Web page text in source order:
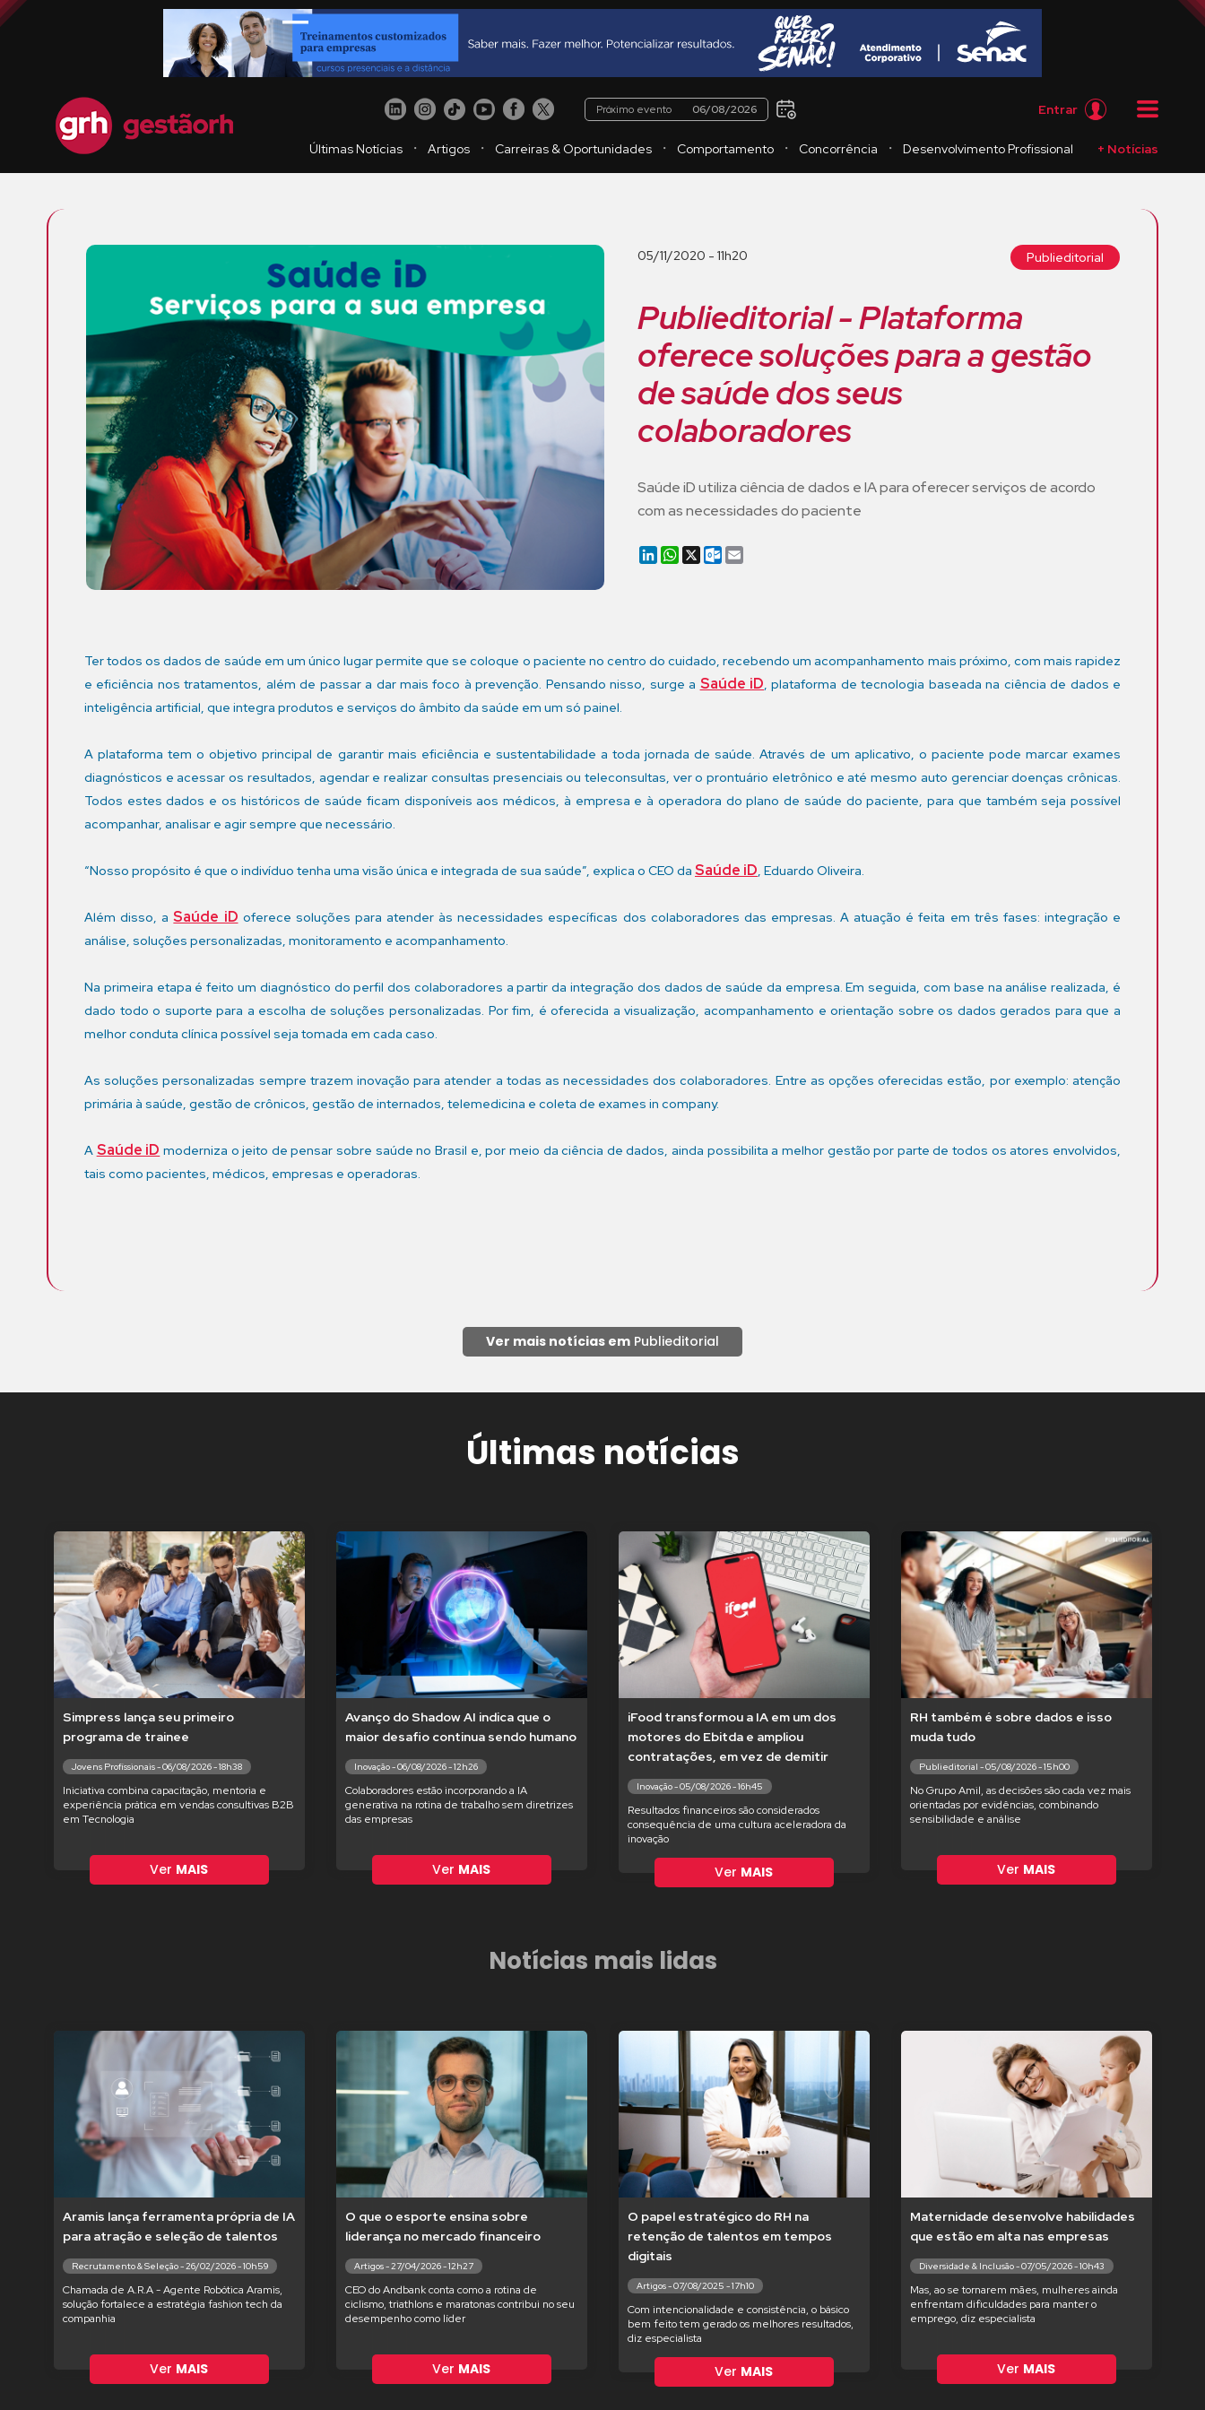
Próximo evento 06/08/2026 Entrar
Últimas Notícias ・ Artigos ・ Carreiras & Oportunidades ・ Comportamento ・ Concorrência ・ Desenvolvimento Profissional + Notícias
05/11/2020 - 11h20 Publieditorial
Publieditorial - Plataforma
oferece soluções para a gestão
de saúde dos seus
colaboradores
Saúde iD utiliza ciência de dados e IA para oferecer serviços de acordo
com as necessidades do paciente
LinkedIn
WhatsApp
X Outlook.com
Email
Ter todos os dados de saúde em um único lugar permite que se coloque o paciente no centro do cuidado, recebendo um acompanhamento mais próximo, com mais rapidez
e eficiência nos tratamentos, além de passar a dar mais foco à prevenção. Pensando nisso, surge a Saúde iD, plataforma de tecnologia baseada na ciência de dados e
inteligência artificial, que integra produtos e serviços do âmbito da saúde em um só painel.
A plataforma tem o objetivo principal de garantir mais eficiência e sustentabilidade a toda jornada de saúde. Através de um aplicativo, o paciente pode marcar exames
diagnósticos e acessar os resultados, agendar e realizar consultas presenciais ou teleconsultas, ver o prontuário eletrônico e até mesmo auto gerenciar doenças crônicas.
Todos estes dados e os históricos de saúde ficam disponíveis aos médicos, à empresa e à operadora do plano de saúde do paciente, para que também seja possível
acompanhar, analisar e agir sempre que necessário.
“Nosso propósito é que o indivíduo tenha uma visão única e integrada de sua saúde”, explica o CEO da Saúde iD, Eduardo Oliveira.
Além disso, aSaúde iD oferece soluções para atender às necessidades específicas dos colaboradores das empresas. A atuação é feita em três fases: integração e
análise, soluções personalizadas, monitoramento e acompanhamento.
Na primeira etapa é feito um diagnóstico do perfil dos colaboradores a partir da integração dos dados de saúde da empresa. Em seguida, com base na análise realizada, é
dado todo o suporte para a escolha de soluções personalizadas. Por fim, é oferecida a visualização, acompanhamento e orientação sobre os dados gerados para que a
melhor conduta clínica possível seja tomada em cada caso.
As soluções personalizadas sempre trazem inovação para atender a todas as necessidades dos colaboradores. Entre as opções oferecidas estão, por exemplo: atenção
primária à saúde, gestão de crônicos, gestão de internados, telemedicina e coleta de exames in company.
A Saúde iD moderniza o jeito de pensar sobre saúde no Brasil e, por meio da ciência de dados, ainda possibilita a melhor gestão por parte de todos os atores envolvidos,
tais como pacientes, médicos, empresas e operadoras.
Ver mais notícias em Publieditorial
Últimas notícias
Simpress lança seu primeiro
programa de trainee
Jovens Profissionais - 06/08/2026 - 18h38
Iniciativa combina capacitação, mentoria e
experiência prática em vendas consultivas B2B
em Tecnologia
Ver MAIS
Avanço do Shadow AI indica que o
maior desafio continua sendo humano
Inovação - 06/08/2026 - 12h26
Colaboradores estão incorporando a IA
generativa na rotina de trabalho sem diretrizes
das empresas
Ver MAIS
iFood transformou a IA em um dos
motores do Ebitda e ampliou
contratações, em vez de demitir
Inovação - 05/08/2026 - 16h45
Resultados financeiros são considerados
consequência de uma cultura aceleradora da
inovação
Ver MAIS
RH também é sobre dados e isso
muda tudo
Publieditorial - 05/08/2026 - 15h00
No Grupo Amil, as decisões são cada vez mais
orientadas por evidências, combinando
sensibilidade e análise
Ver MAIS
Notícias mais lidas
Aramis lança ferramenta própria de IA
para atração e seleção de talentos
Recrutamento & Seleção - 26/02/2026 - 10h59
Chamada de A.R.A - Agente Robótica Aramis,
solução fortalece a estratégia fashion tech da
companhia
Ver MAIS
O que o esporte ensina sobre
liderança no mercado financeiro
Artigos - 27/04/2026 - 12h27
CEO do Andbank conta como a rotina de
ciclismo, triathlons e maratonas contribui no seu
desempenho como líder
Ver MAIS
O papel estratégico do RH na
retenção de talentos em tempos
digitais
Artigos - 07/08/2025 - 17h10
Com intencionalidade e consistência, o básico
bem feito tem gerado os melhores resultados,
diz especialista
Ver MAIS
Maternidade desenvolve habilidades
que estão em alta nas empresas
Diversidade & Inclusão - 07/05/2026 - 10h43
Mas, ao se tornarem mães, mulheres ainda
enfrentam dificuldades para manter o
emprego, diz especialista
Ver MAIS